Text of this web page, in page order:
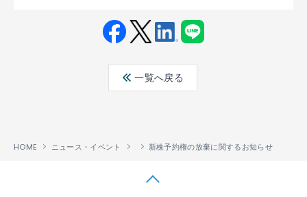
ebo ter
edin
一覧へ戻る
HOME ニュース・イベント 新株予約権の放棄に関するお知らせ